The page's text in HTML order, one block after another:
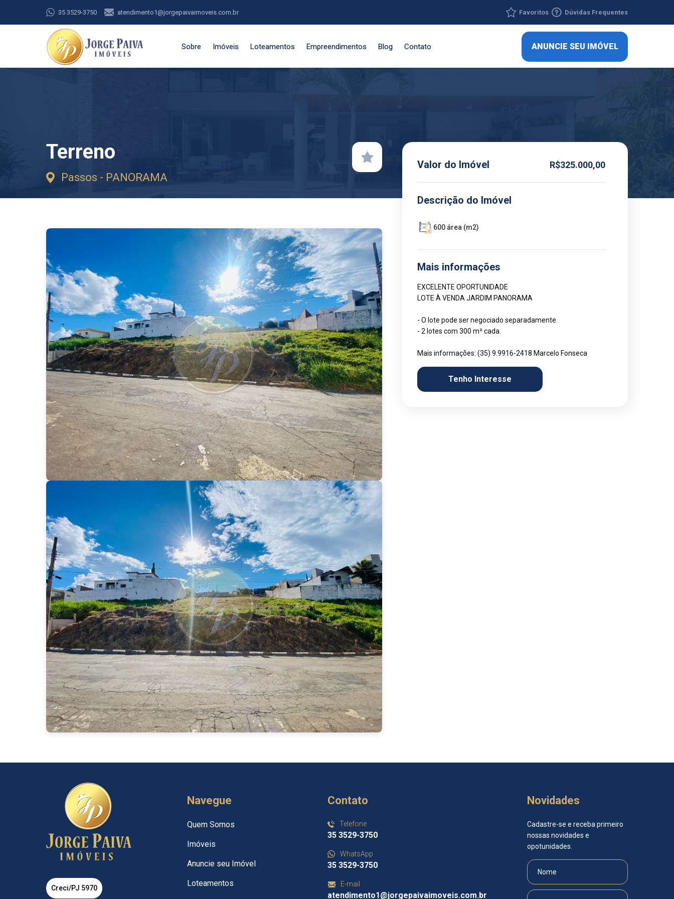
35 3529-3750 atendimento1@jorgepaivaimoveis.com.br Favoritos Dúvidas Frequentes
Sobre Imóveis Loteamentos Empreendimentos Blog Contato ANUNCIE SEU IMÓVEL
Terreno
Passos - PANORAMA
Valor do Imóvel R$325.000,00
Descrição do Imóvel
600 área (m2)
Mais informações
EXCELENTE OPORTUNIDADE
LOTE À VENDA JARDIM PANORAMA
- O lote pode ser negociado separadamente.
- 2 lotes com 300 m² cada.
Mais informações: (35) 9.9916-2418 Marcelo Fonseca
Tenho Interesse
Creci/PJ 5970
Navegue
Quem Somos
Imóveis
Anuncie seu Imóvel
Loteamentos
Contato
Telefone
35 3529-3750
WhatsApp
35 3529-3750
E-mail
atendimento1@jorgepaivaimoveis.com.br
Novidades
Cadastre-se e receba primeiro
nossas novidades e
opotunidades.